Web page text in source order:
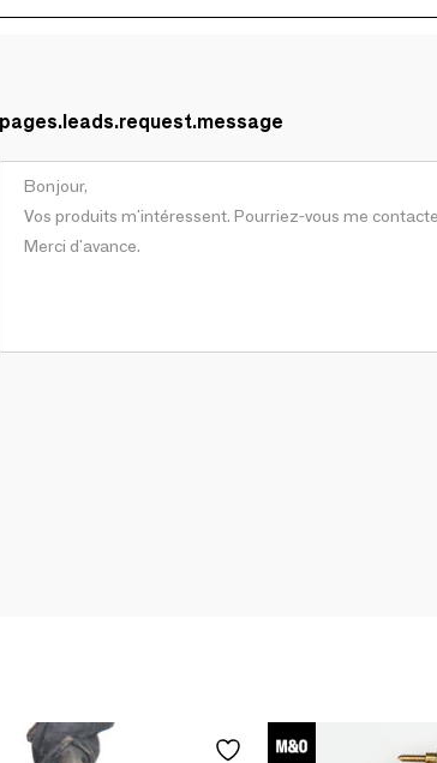
pages.leads.request.message